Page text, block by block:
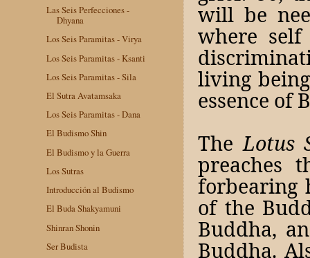
will be
where
living
essence of
TheLotus
preaches
forbearing
of the
Buddha,
Buddha.
Las Seis Perfecciones -
Dhyana
Los Seis Paramitas - Virya
Los Seis Paramitas - Ksanti
Los Seis Paramitas - Sila
El Sutra Avatamsaka
Los Seis Paramitas - Dana
El Budismo Shin
El Budismo y la Guerra
Los Sutras
Introducción al Budismo
El Buda Shakyamuni
Shinran Shonin
Ser Budista